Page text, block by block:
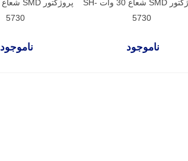
پروژکتور SMD شعاع 30 وات SH-
5730
ناموجود
5730
ناموجود